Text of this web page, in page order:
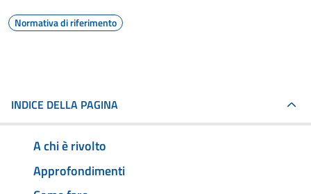
Normativa di riferimento
INDICE DELLA PAGINA
A chi è rivolto
Approfondimenti